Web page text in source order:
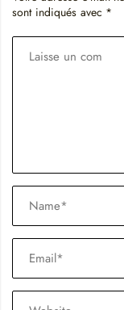
sont indiqués avec *